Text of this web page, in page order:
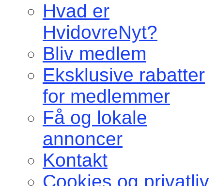
Hvad er
HvidovreNyt?
Bliv medlem
Eksklusive rabatter
for medlemmer
Få og lokale
annoncer
Kontakt
Cookies og privatliv